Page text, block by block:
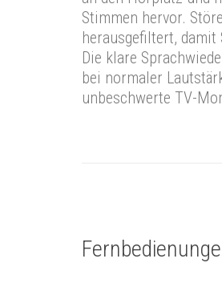
Stimmen hervor.
herausgefiltert, damit
Die klare
bei normaler
unbeschwerte TV-